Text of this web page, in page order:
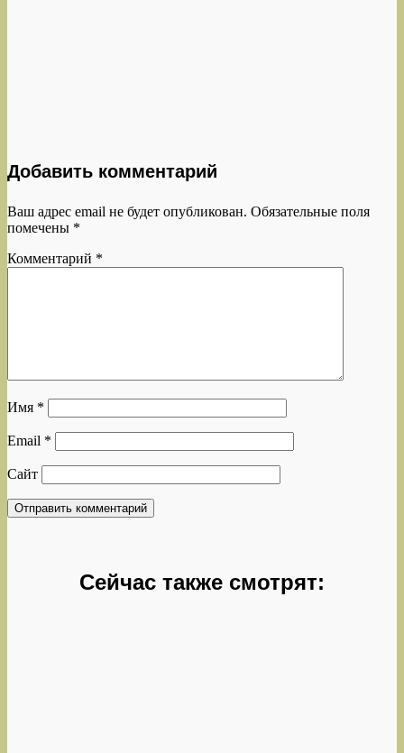
Добавить комментарий
Ваш адрес email не будет опубликован. Обязательные поля
помечены *
Комментарий *
Имя *
Email *
Сайт
Сейчас также смотрят: